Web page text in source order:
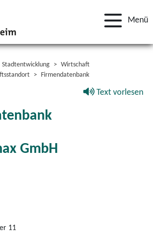
Menü
Stadtentwicklung
Wirtschaft
Firmendatenbank
Text vorlesen
GmbH
11